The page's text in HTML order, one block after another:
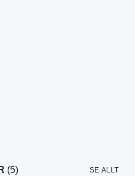
(5) SE ALLT